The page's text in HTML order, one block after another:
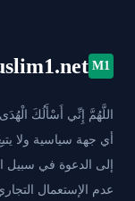
M1
اللَّهُمَّ إِنِّي أَسْأَلُكَ
أي جهة سياسية ولا
إلى الدعوة في سبيل
عدم الإستعمال